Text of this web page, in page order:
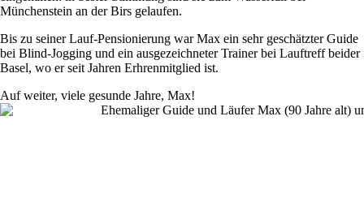
Münchenstein an der Birs gelaufen.
Bis zu seiner Lauf-Pensionierung war Max ein sehr geschätzter Guide
bei Blind-Jogging und ein ausgezeichneter Trainer bei Lauftreff beider
Basel, wo er seit Jahren Erhrenmitglied ist.
Auf weiter, viele gesunde Jahre, Max!